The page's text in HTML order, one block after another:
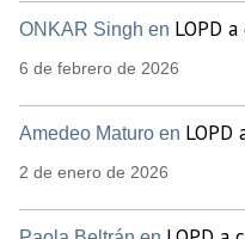
ONKAR Singh en LOPD
6 de febrero de 2026
Amedeo Maturo en LOPD
2 de enero de 2026